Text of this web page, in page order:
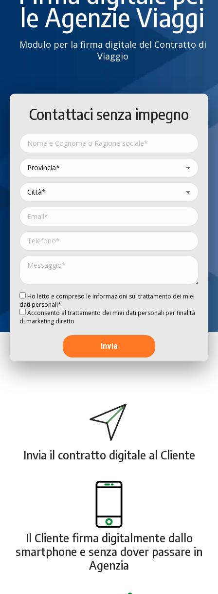
le Agenzie Viaggi
Modulo per la firma digitale del Contratto di
Viaggio
Contattaci senza impegno
Ho letto e compreso le informazioni sul trattamento dei miei
dati personali*
Acconsento al trattamento dei miei dati personali per finalità
di marketing diretto
Invia il contratto digitale al Cliente
Il Cliente firma digitalmente dallo
smartphone e senza dover passare in
Agenzia